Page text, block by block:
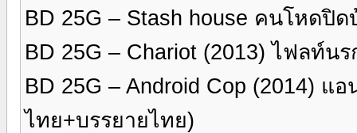
BD 25G – Stash house คนโหดปิ
BD 25G – Chariot (2013) ไฟลท์น
BD 25G – Android Cop (2014) แ
ไทย+บรรยายไทย)